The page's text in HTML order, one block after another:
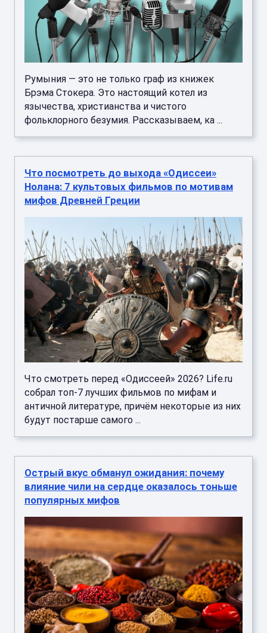
Румыния — это не только граф из книжек
Брэма Стокера. Это настоящий котел из
язычества, христианства и чистого
фольклорного безумия. Рассказываем, ка ...
Что посмотреть до выхода «Одиссеи»
Нолана: 7 культовых фильмов по мотивам
мифов Древней Греции
Что смотреть перед «Одиссеей» 2026? Life.ru
собрал топ-7 лучших фильмов по мифам и
античной литературе, причём некоторые из них
будут постарше самого ...
Острый вкус обманул ожидания: почему
влияние чили на сердце оказалось тоньше
популярных мифов